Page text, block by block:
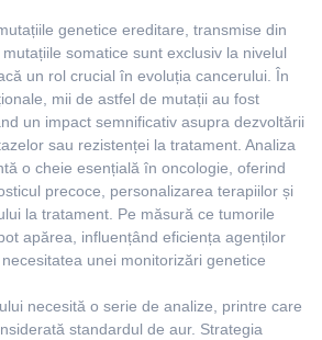
genetice ereditare, transmise din
somatice sunt exclusiv la nivelul
un rol crucial în evoluția cancerului. În
mii de astfel de mutații au fost
un impact semnificativ asupra dezvoltării
sau rezistenței la tratament. Analiza
o cheie esențială în oncologie, oferind
precoce, personalizarea terapiilor și
la tratament. Pe măsură ce tumorile
apărea, influențând eficiența agenților
unei monitorizări genetice
necesită o serie de analize, printre care
standardul de aur. Strategia